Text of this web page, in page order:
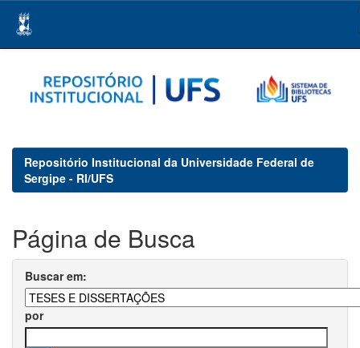
navigation
Repositório Institucional da Universidade Federal de
Sergipe - RI/UFS
Página de Busca
Buscar em:
por